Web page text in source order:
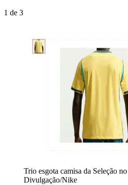
1 de 3
Trio esgota camisa da Seleção
Divulgação/Nike